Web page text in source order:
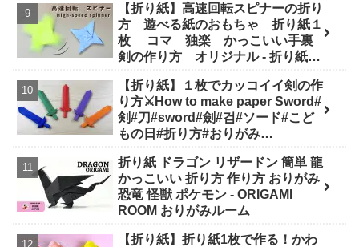
【折り紙】高速回転スピナーの折り
方 遊べる紙のおもちゃ 折り紙１
枚 コマ 独楽 かっこいい手裏
剣の作り方 オリジナル - 折り紙図
【折り紙】１枚でカッコイイ剣の作
り方⚔How to make paper Sword#
剣#刀#sword#劍#검#ソード#こど
もの日#折り方#おりがみ
- Origami hana's channel
折り紙 ドラゴン リザードン 簡単 龍
かっこいい 折り方 作り方 おりがみ
恐竜 怪獣 ポケモン - ORIGAMI
ROOM おりがみルーム
【折り紙】折り紙1枚で作る！かわ